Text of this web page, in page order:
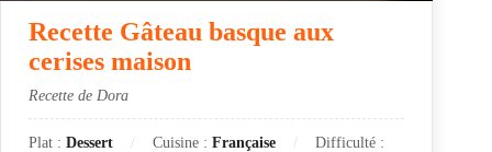
Recette Gâteau basque aux
cerises maison
Recette de Dora
Plat : Dessert Cuisine : Française
Difficulté :